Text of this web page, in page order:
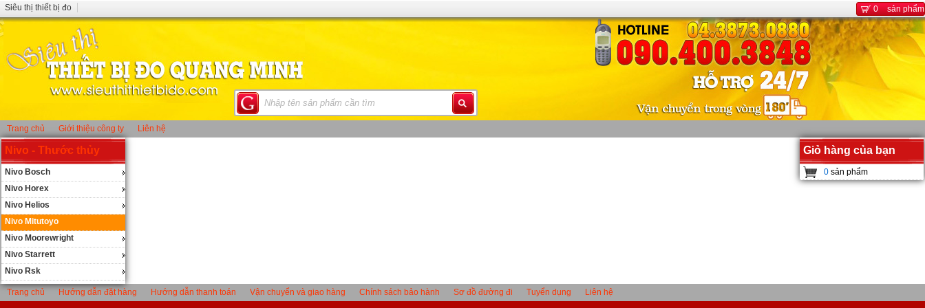
Siêu thị thiết bị đo 0 sản phẩm
Trang chủ Giới thiệu công ty Liên hệ
Nivo - Thước thủy
Nivo Bosch
Nivo Horex
Nivo Helios
Nivo Mitutoyo
Nivo Moorewright
Nivo Starrett
Nivo Rsk
Giỏ hàng của bạn
0 sản phẩm
Trang chủ Hướng dẫn đặt hàng Hướng dẫn thanh toán Vận chuyển và giao hàng Chính sách bảo hành Sơ đồ đường đi Tuyển dụng Liên hệ